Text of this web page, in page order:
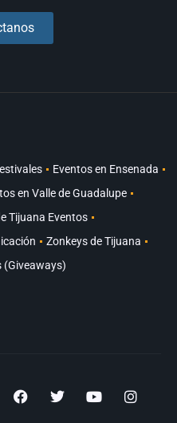
Eventos en Ensenada
en Valle de Guadalupe
Tijuana Eventos
Zonkeys de Tijuana
(Giveaways)